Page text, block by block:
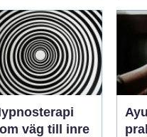
väg till inre